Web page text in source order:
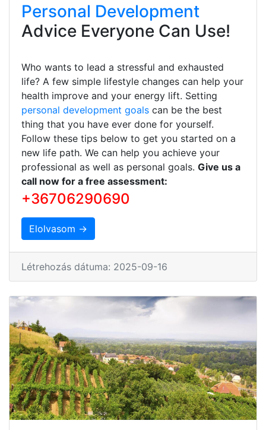
Personal Development
Advice Everyone Can Use!
Who wants to lead a stressful and exhausted
life? A few simple lifestyle changes can help your
health improve and your energy lift. Setting
personal development goals can be the best
thing that you have ever done for yourself.
Follow these tips below to get you started on a
new life path. We can help you achieve your
professional as well as personal goals. Give us a
call now for a free assessment:
+36706290690
Elolvasom →
Létrehozás dátuma: 2025-09-16